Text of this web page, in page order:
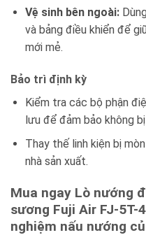
Vệ sinh bên ngoài:
và bảng điều khiển để
mới mẻ.
Bảo trì định kỳ
Kiểm tra các bộ phận
lưu để đảm bảo không
Thay thế linh kiện bị
nhà sản xuất.
Mua ngay Lò nướng
sương Fuji Air FJ-
nghiệm nấu nướng